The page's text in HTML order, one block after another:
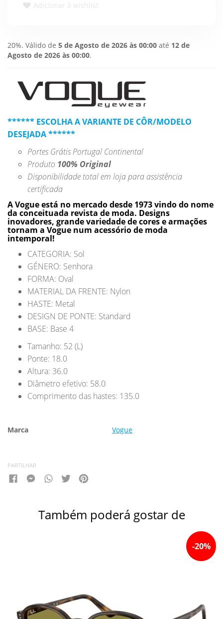
Adicionar à wishlist
20%. Válido de 5 de Agosto de 2026 às 00:00 até 12 de
Agosto de 2026 às 00:00.
****** ESCOLHA A VARIANTE DE CÔR/MODELO
DESEJADA ******
Portes Grátis Portugal Continental
Produto 100% Original
Disponibilidade total em loja para assistência
certificada
A Vogue está no mercado desde 1973 vindo do nome
da conceituada revista de moda. Designs
inovadores, grande variedade de cores e armações
tornam a Vogue num acessório de moda
intemporal!
CATEGORIA: Sol
GÉNERO: Senhora
FORMA: Oval
MATERIAL DA FRENTE: Nylon
HASTE: Metal
DESIGN DE PONTE: Standard
BASE: Base 4
Tamanho: 52 (L)
Ponte: 18.0
Altura: 36.0
Diâmetro efetivo: 58.0
Comprimento das hastes: 135.0
Marca Vogue
PARTILHAR
Também poderá gostar de
-20%